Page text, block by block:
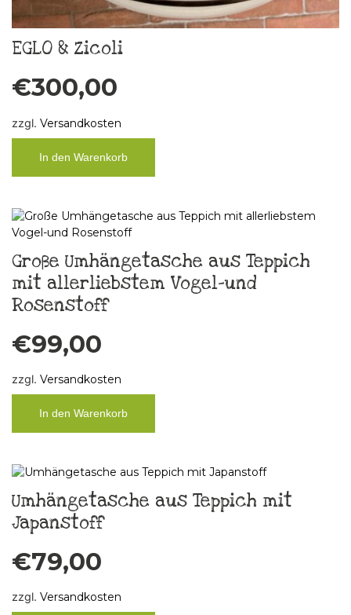
EGLO & Zicoli
€300,00
zzgl. Versandkosten
In den Warenkorb
Große Umhängetasche aus Teppich
mit allerliebstem Vogel-und
Rosenstoff
€99,00
zzgl. Versandkosten
In den Warenkorb
Umhängetasche aus Teppich mit
Japanstoff
€79,00
zzgl. Versandkosten